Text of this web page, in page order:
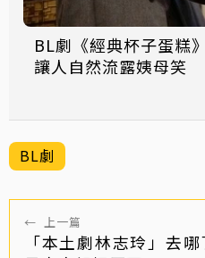
BL劇《經典杯子蛋糕
讓人自然流露姨母笑
BL劇
← 上一篇
「本土劇林志玲」去